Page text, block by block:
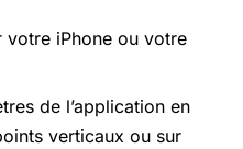
votre iPhone ou votre
de l’application en
verticaux ou sur